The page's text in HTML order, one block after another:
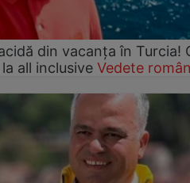
din vacanța în Turcia!
all inclusive Vedete